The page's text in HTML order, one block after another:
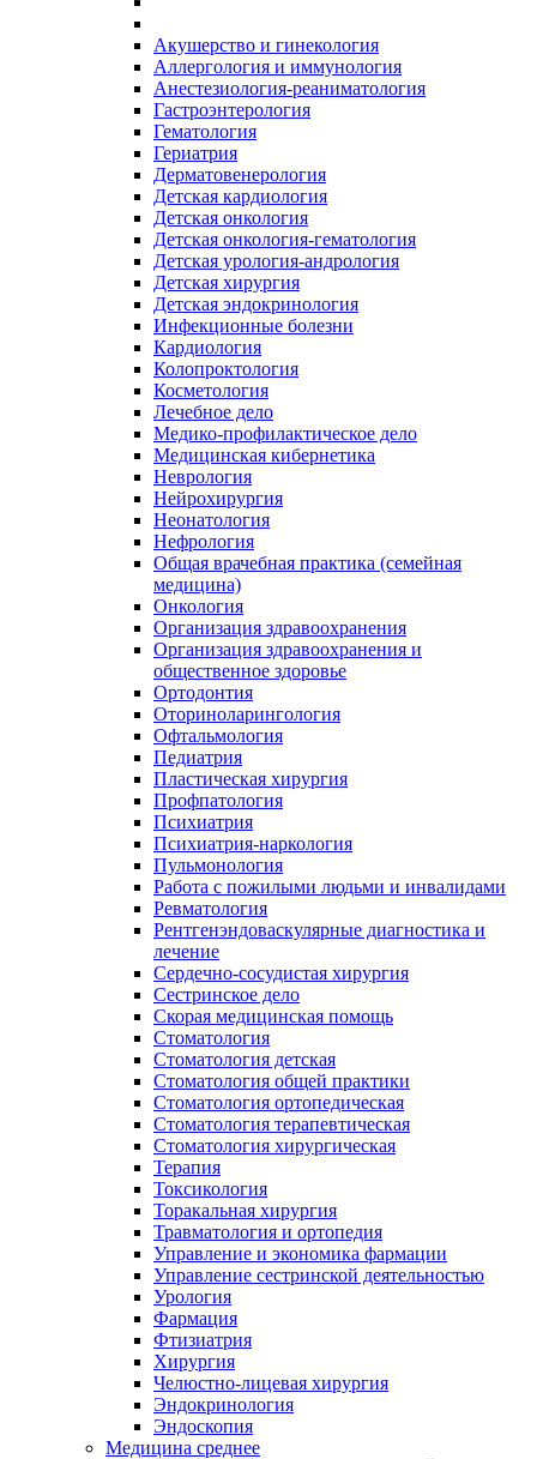
Акушерство и гинекология
Аллергология и иммунология
Анестезиология-реаниматология
Гастроэнтерология
Гематология
Гериатрия
Дерматовенерология
Детская кардиология
Детская онкология
Детская онкология-гематология
Детская урология-андрология
Детская хирургия
Детская эндокринология
Инфекционные болезни
Кардиология
Колопроктология
Косметология
Лечебное дело
Медико-профилактическое дело
Медицинская кибернетика
Неврология
Нейрохирургия
Неонатология
Нефрология
Общая врачебная практика (семейная
медицина)
Онкология
Организация здравоохранения
Организация здравоохранения и
общественное здоровье
Ортодонтия
Оториноларингология
Офтальмология
Педиатрия
Пластическая хирургия
Профпатология
Психиатрия
Психиатрия-наркология
Пульмонология
Работа с пожилыми людьми и инвалидами
Ревматология
Рентгенэндоваскулярные диагностика и
лечение
Сердечно-сосудистая хирургия
Сестринское дело
Скорая медицинская помощь
Стоматология
Стоматология детская
Стоматология общей практики
Стоматология ортопедическая
Стоматология терапевтическая
Стоматология хирургическая
Терапия
Токсикология
Торакальная хирургия
Травматология и ортопедия
Управление и экономика фармации
Управление сестринской деятельностью
Урология
Фармация
Фтизиатрия
Хирургия
Челюстно-лицевая хирургия
Эндокринология
Эндоскопия
Медицина среднее